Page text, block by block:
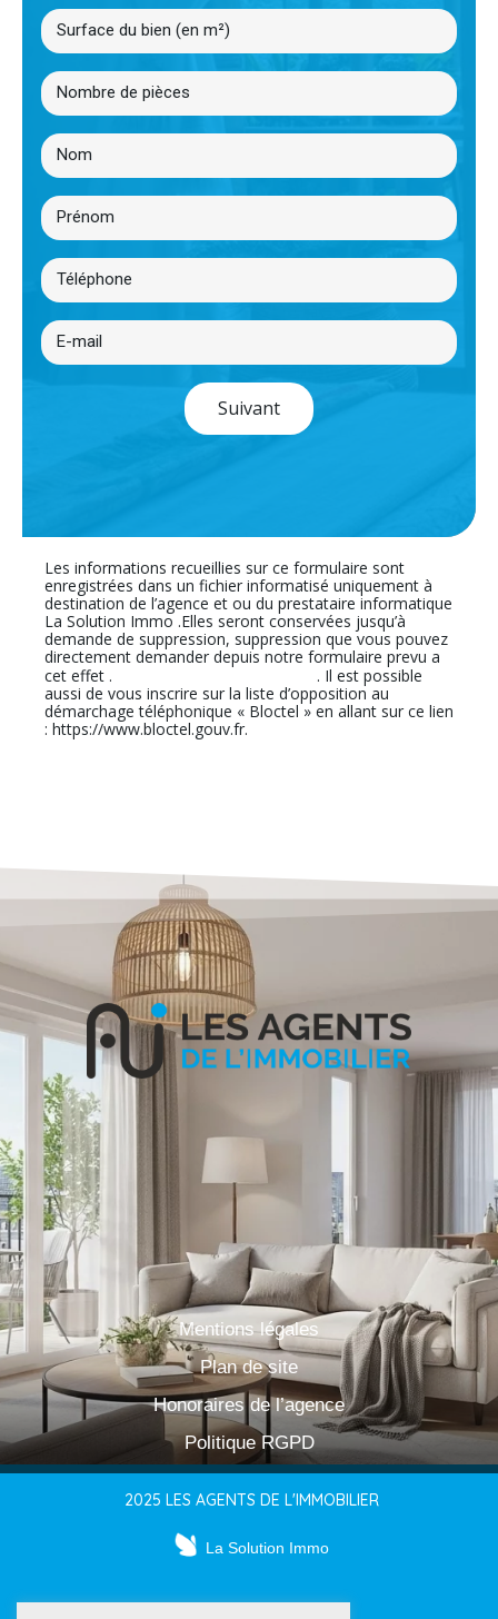
Suivant
Les informations recueillies sur ce formulaire sont
enregistrées dans un fichier informatisé uniquement à
destination de l’agence et ou du prestataire informatique
La Solution Immo .Elles seront conservées jusqu’à
demande de suppression, suppression que vous pouvez
directement demander depuis notre formulaire prevu a
cet effet .
. Il est possible
aussi de vous inscrire sur la liste d’opposition au
démarchage téléphonique « Bloctel » en allant sur ce lien
: https://www.bloctel.gouv.fr.
Mentions légales
Plan de site
Honoraires de l’agence
Politique RGPD
2025 LES AGENTS DE L'IMMOBILIER
La Solution Immo